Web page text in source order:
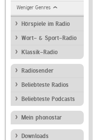
Weniger Genres
Hörspiele im Radio
Wort- & Sport-Radio
Klassik-Radio
Radiosender
Beliebteste Radios
Beliebteste Podcasts
Mein phonostar
Downloads